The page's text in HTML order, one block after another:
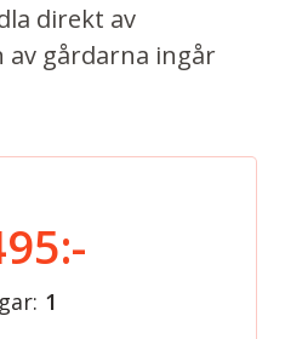
direkt av
av gårdarna ingår
1